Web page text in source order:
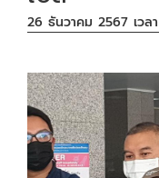
26 ธันวาคม 2567 เวล